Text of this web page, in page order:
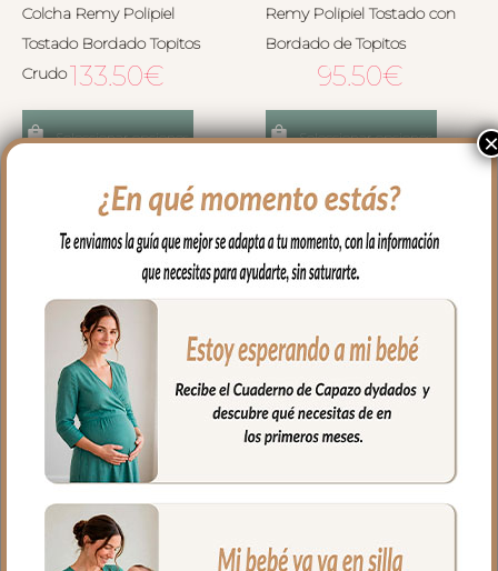
Colcha Remy Polipiel
Tostado Bordado Topitos
Crudo133.50€
Seleccionar opciones
Remy Polipiel Tostado con
Bordado de Topitos
95.50€
Seleccionar opciones
1038 Bolsos Remy Polipiel
Tostado Bordado Topitos
Crudo
Desde:68.50
1487 Sacos Grupo Cero
Bordado Topitos Crudo
×